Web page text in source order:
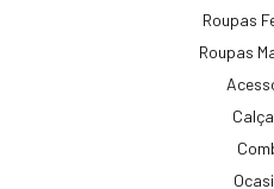
Roupas
Roupas